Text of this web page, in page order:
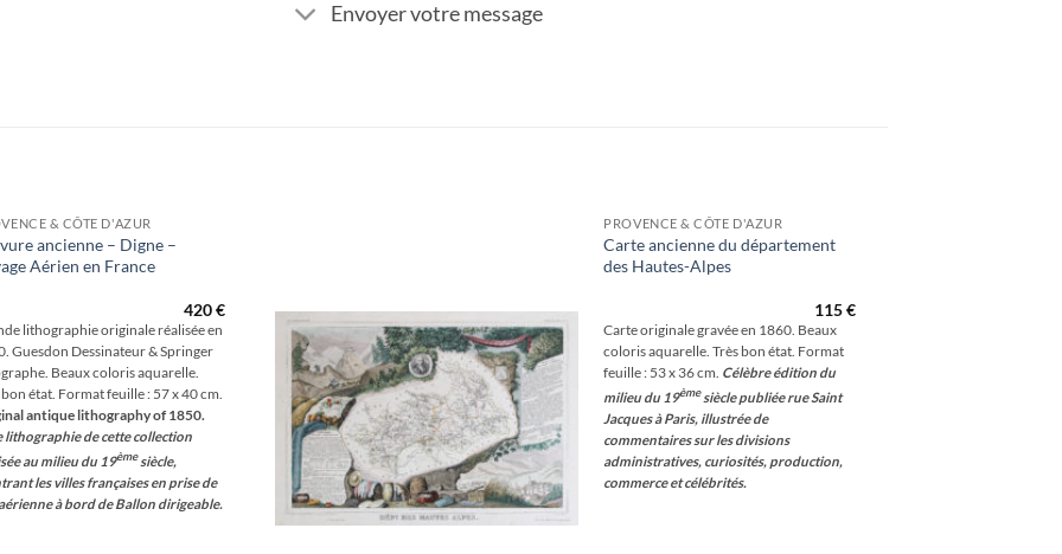
Envoyer votre message
& CÔTE D'AZUR
ancienne – Digne –
Aérien en France
420€
lithographie originale réalisée en
Guesdon Dessinateur & Springer
Beaux coloris aquarelle.
bon état. Format feuille : 57 x 40 cm.
antique lithography of 1850.
lithographie de cette collection
au milieu du 19èmesiècle,
les villes françaises en prise de
à bord de Ballon dirigeable.
PROVENCE & CÔTE D'AZUR
Carte ancienne du département
des Hautes-Alpes
115€
Carte originale gravée en 1860. Beaux
coloris aquarelle. Très bon état. Format
feuille : 53 x 36 cm. Célèbre édition du
milieu du 19èmesiècle publiée rue Saint
Jacques à Paris, illustrée de
commentaires sur les divisions
administratives, curiosités, production,
commerce et célébrités.